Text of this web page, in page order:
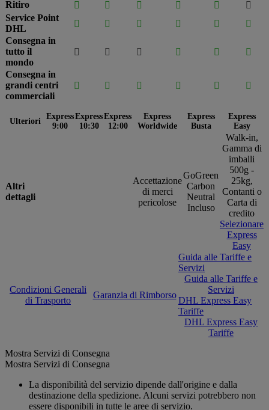
Ritiro     

Service Point
DHL
    

Consegna in
tutto il
mondo
     
Consegna in
grandi centri
commerciali
     
Ulteriori
Express
9:00
Express
10:30
Express
12:00
Express
Worldwide
Express
Busta
Express
Easy
Altri
dettagli
Accettazione
di merci
pericolose
GoGreen
Carbon
Neutral
Incluso
Walk-in,
Gamma di
imballi
500g -
25kg,
Contanti o
Carta di
credito
Selezionare
Express
Easy
Condizioni Generali
di Trasporto
Garanzia di Rimborso
Guida alle Tariffe e
Servizi
Guida alle Tariffe e
Servizi
DHL Express Easy
Tariffe
DHL Express Easy
Tariffe
Mostra Servizi di Consegna
Mostra Servizi di Consegna
La disponibilità del servizio dipende dall'origine e dalla
destinazione della spedizione. Alcuni servizi potrebbero non
essere disponibili in tutte le aree di servizio.